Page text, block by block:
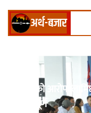
अर्थ-बजार
रास्वपाको आरोप:
पूर्वाग्रहपूर्ण